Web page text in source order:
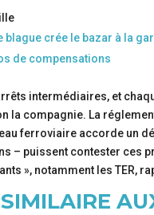
blague crée le bazar à la
de compensations
intermédiaires, et
la compagnie. La
ferroviaire accorde un
– puissent contester ces
», notamment les TER,